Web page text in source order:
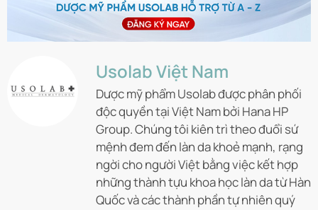
Usolab Việt Nam
Dược mỹ phẩm Usolab được phân phối
độc quyền tại Việt Nam bởi Hana HP
Group. Chúng tôi kiên trì theo đuổi sứ
mệnh đem đến làn da khoẻ mạnh, rạng
ngời cho người Việt bằng việc kết hợp
những thành tựu khoa học làn da từ Hàn
Quốc và các thành phần tự nhiên quý